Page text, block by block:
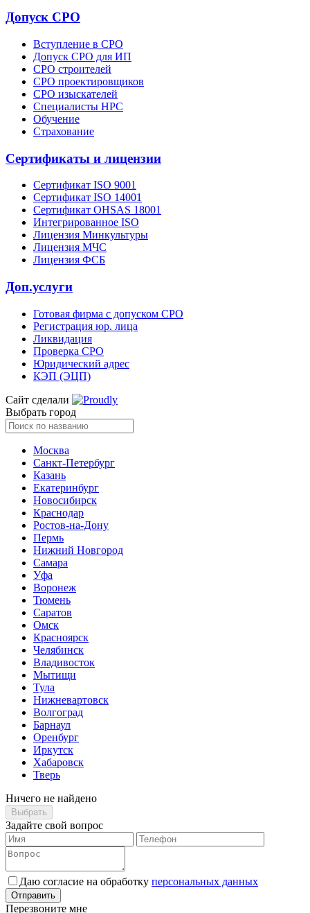
Допуск СРО
Вступление в СРО
Допуск СРО для ИП
СРО строителей
СРО проектировщиков
СРО изыскателей
Специалисты НРС
Обучение
Страхование
Сертификаты и лицензии
Сертификат ISO 9001
Сертификат ISO 14001
Сертификат OHSAS 18001
Интегрированное ISO
Лицензия Минкультуры
Лицензия МЧС
Лицензия ФСБ
Доп.услуги
Готовая фирма с допуском СРО
Регистрация юр. лица
Ликвидация
Проверка СРО
Юридический адрес
КЭП (ЭЦП)
Сайт сделали
Выбрать город
Москва
Санкт-Петербург
Казань
Екатеринбург
Новосибирск
Краснодар
Ростов-на-Дону
Пермь
Нижний Новгород
Самара
Уфа
Воронеж
Тюмень
Саратов
Омск
Красноярск
Челябинск
Владивосток
Мытищи
Тула
Нижневартовск
Волгоград
Барнаул
Оренбург
Иркутск
Хабаровск
Тверь
Ничего не найдено
Выбрать
Задайте свой вопрос
Даю согласие на обработку персональных данных
Отправить
Перезвоните мне